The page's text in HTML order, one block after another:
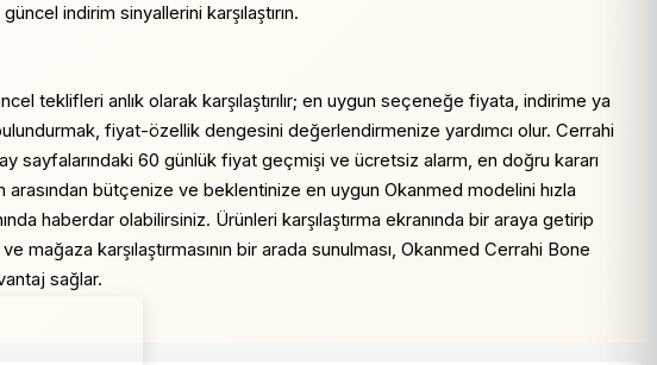
indirim sinyallerini karşılaştırın.
teklifleri anlık olarak karşılaştırılır; en uygun seçeneğe fiyata, indirime ya
fiyat-özellik dengesini değerlendirmenize yardımcı olur. Cerrahi
sayfalarındaki 60 günlük fiyat geçmişi ve ücretsiz alarm, en doğru kararı
bütçenize ve beklentinize en uygun Okanmed modelini hızla
haberdar olabilirsiniz. Ürünleri karşılaştırma ekranında bir araya getirip
karşılaştırmasının bir arada sunulması, Okanmed Cerrahi Bone
sağlar.